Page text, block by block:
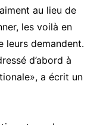
au lieu de
les voilà en
leurs demandent.
d’abord à
a écrit un